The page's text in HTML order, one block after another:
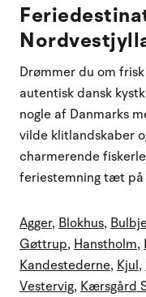
Drømmer du om
autentisk dansk
nogle af Danmarks
vilde klitlandskaber
charmerende
feriestemning tæt på
Agger, Blokhus,
Gøttrup, Hanstholm,
Kandestederne, Kjul,
Vestervig, Kærsgård